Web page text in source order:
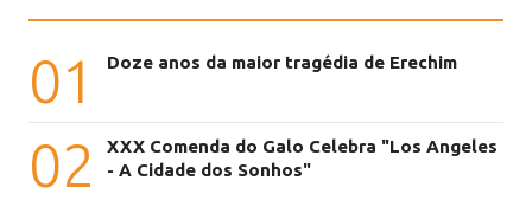
01 Doze anos da maior tragédia de Erechim
02
XXX Comenda do Galo Celebra "Los Angeles
- A Cidade dos Sonhos"